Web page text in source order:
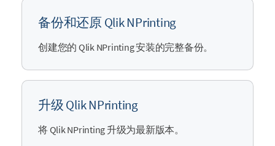
备份和还原 Qlik NPrinting
创建您的 Qlik NPrinting安装的完整备份。
升级 Qlik NPrinting
将Qlik NPrinting 升级为最新版本。